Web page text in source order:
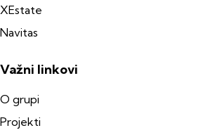
XEstate
Navitas
Važni linkovi
O grupi
Projekti